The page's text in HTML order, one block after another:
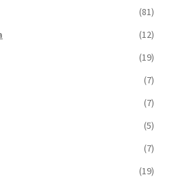
(81)
(12)
(19)
(7)
(7)
(5)
(7)
(19)